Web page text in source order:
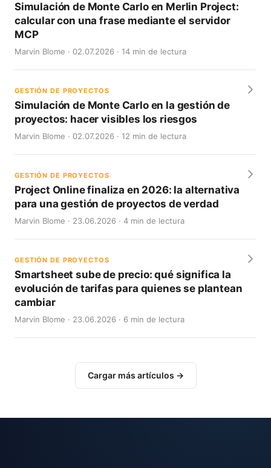
Simulación de Monte Carlo en Merlin Project:
calcular con una frase mediante el servidor
MCP
Marvin Blome · 02.07.2026 · 14 min de lectura
GESTIÓN DE PROYECTOS
Simulación de Monte Carlo en la gestión de
proyectos: hacer visibles los riesgos
Marvin Blome · 02.07.2026 · 12 min de lectura
GESTIÓN DE PROYECTOS
Project Online finaliza en 2026: la alternativa
para una gestión de proyectos de verdad
Marvin Blome · 23.06.2026 · 4 min de lectura
GESTIÓN DE PROYECTOS
Smartsheet sube de precio: qué significa la
evolución de tarifas para quienes se plantean
cambiar
Marvin Blome · 23.06.2026 · 6 min de lectura
Cargar más artículos →